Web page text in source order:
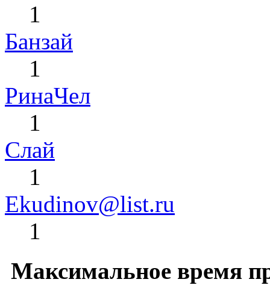
1
Банзай
1
РинаЧел
1
Слай
1
Ekudinov@list.ru
1
Максимальное время